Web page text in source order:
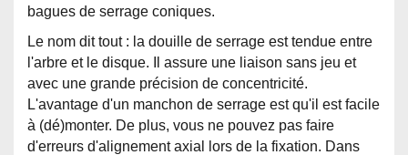
bagues de serrage coniques.
Le nom dit tout : la douille de serrage est tendue entre
l'arbre et le disque. Il assure une liaison sans jeu et
avec une grande précision de concentricité.
L'avantage d'un manchon de serrage est qu'il est facile
à (dé)monter. De plus, vous ne pouvez pas faire
d'erreurs d'alignement axial lors de la fixation. Dans